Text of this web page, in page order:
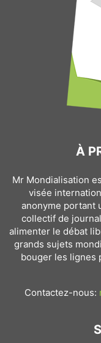
À
Mr Mondialisation
visée
anonyme portant
collectif de
alimenter le débat
grands sujets
bouger les lignes
Contactez-nous: